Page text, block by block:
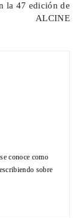
la 47 edición de
ALCINE
conoce como
sobre